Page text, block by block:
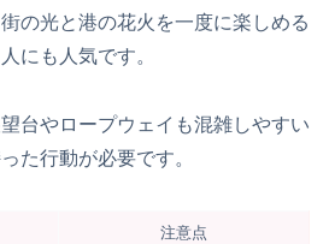
の光と港の花火を一度に楽しめる
にも人気です。
台やロープウェイも混雑しやすい
た行動が必要です。
注意点